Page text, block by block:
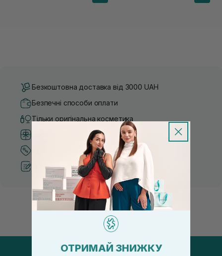
Безкоштовна доставка від 3000 UAH
Безпечні способи оплати
Тільки оригінальна косметика
Система бонусів та лояльності
Кращі ціни та топ товари
Рекомендації від косметологів
ОТРИМАЙ ЗНИЖКУ